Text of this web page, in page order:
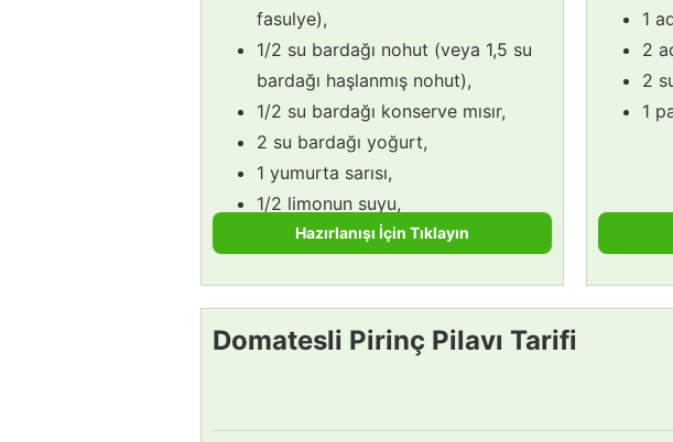
fasulye),
1/2 su bardağı nohut (veya 1,5 su
bardağı haşlanmış nohut),
1/2 su bardağı konserve mısır,
2 su bardağı yoğurt,
1 yumurta sarısı,
1/2 limonun suyu,
Hazırlanışı İçin Tıklayın
1
2
2
1
Domatesli Pirinç Pilavı Tarifi